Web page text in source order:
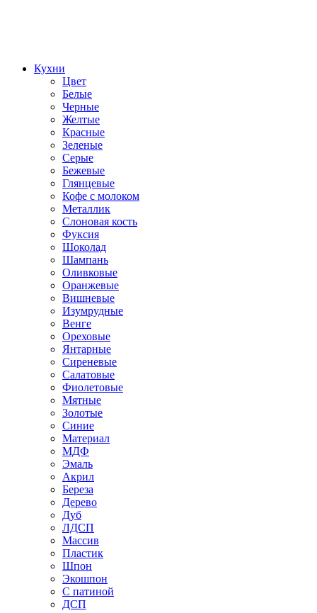
Кухни
Цвет
Белые
Черные
Желтые
Красные
Зеленые
Серые
Бежевые
Глянцевые
Кофе с молоком
Металлик
Слоновая кость
Фуксия
Шоколад
Шампань
Оливковые
Оранжевые
Вишневые
Изумрудные
Венге
Ореховые
Янтарные
Сиреневые
Салатовые
Фиолетовые
Мятные
Золотые
Синие
Материал
МДФ
Эмаль
Акрил
Береза
Дерево
Дуб
ЛДСП
Массив
Пластик
Шпон
Экошпон
С патиной
ДСП